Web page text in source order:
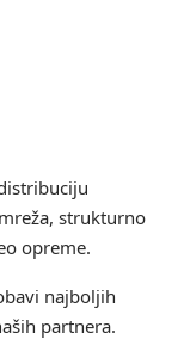
strukturno
opreme.
najboljih
partnera.